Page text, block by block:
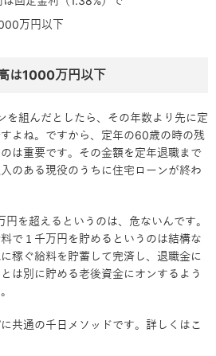
万円以下
は1000万円以下
組んだとしたら、その年数より先に定
よね。ですから、定年の60歳の時の残
は重要です。その金額を定年退職まで
のある現役のうちに住宅ローンが終わ
を超えるというのは、危ないんです。
で１千万円を貯めるというのは結構な
稼ぐ給料を貯蓄して完済し、退職金に
は別に貯める老後資金にオンするよう
共通の千日メソッドです。詳しくはこ